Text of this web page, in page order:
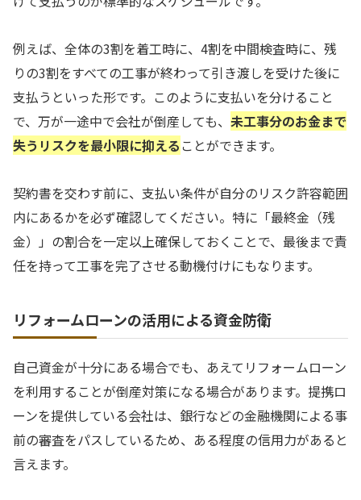
例えば、全体の3割を着工時に、4割を中間検査時に、残
りの3割をすべての工事が終わって引き渡しを受けた後に
支払うといった形です。このように支払いを分けること
で、万が一途中で会社が倒産しても、 未工事分のお金まで
失うリスクを最小限に抑える ことができます。
契約書を交わす前に、支払い条件が自分のリスク許容範囲
内にあるかを必ず確認してください。特に「最終金（残
金）」の割合を一定以上確保しておくことで、最後まで責
任を持って工事を完了させる動機付けにもなります。
リフォームローンの活用による資金防衛
自己資金が十分にある場合でも、あえてリフォームローン
を利用することが倒産対策になる場合があります。提携ロ
ーンを提供している会社は、銀行などの金融機関による事
前の審査をパスしているため、ある程度の信用力があると
言えます。